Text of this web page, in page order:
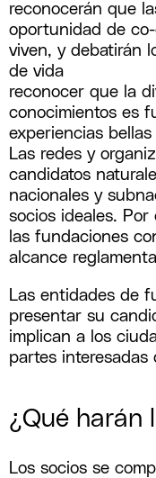
reconocerán que
oportunidad de
viven, y debatirán
de vida
reconocer que la
conocimientos es
experiencias
Las redes y
candidatos
nacionales y
socios ideales. Por
las fundaciones
alcance
Las entidades de
presentar su
implican a los
partes interesadas
¿Qué harán
Los socios se